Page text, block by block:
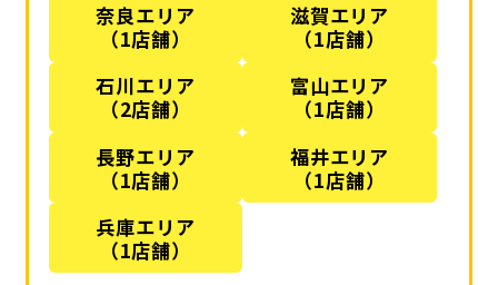
奈良エリア
（1店舗）
滋賀エリア
（1店舗）
石川エリア
（2店舗）
富山エリア
（1店舗）
長野エリア
（1店舗）
福井エリア
（1店舗）
兵庫エリア
（1店舗）